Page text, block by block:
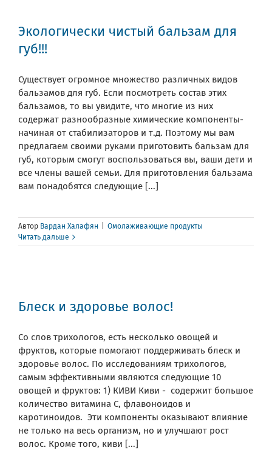
Экологически чистый бальзам для
губ!!!
Существует огромное множество различных видов
бальзамов для губ. Если посмотреть состав этих
бальзамов, то вы увидите, что многие из них
содержат разнообразные химические компоненты-
начиная от стабилизаторов и т.д. Поэтому мы вам
предлагаем своими руками приготовить бальзам для
губ, которым смогут воспользоваться вы, ваши дети и
все члены вашей семьи. Для приготовления бальзама
вам понадобятся следующие [...]
Автор Вардан Халафян
Омолаживающие продукты
Читать дальше
Блеск и здоровье волос!
Со слов трихологов, есть несколько овощей и
фруктов, которые помогают поддерживать блеск и
здоровье волос. По исследованиям трихологов,
самым эффективными являются следующие 10
овощей и фруктов: 1) КИВИ Киви - содержит большое
количество витамина C, флавоноидов и
каротиноидов. Эти компоненты оказывают влияние
не только на весь организм, но и улучшают рост
волос. Кроме того, киви [...]